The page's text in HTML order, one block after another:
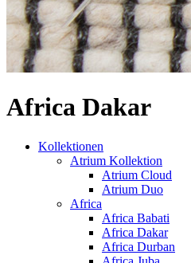
Africa Dakar
Kollektionen
Atrium Kollektion
Atrium Cloud
Atrium Duo
Africa
Africa Babati
Africa Dakar
Africa Durban